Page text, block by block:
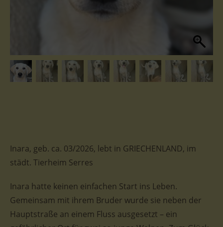
Inara, geb. ca. 03/2026, lebt in GRIECHENLAND, im
städt. Tierheim Serres
Inara hatte keinen einfachen Start ins Leben.
Gemeinsam mit ihrem Bruder wurde sie neben der
Hauptstraße an einem Fluss ausgesetzt – ein